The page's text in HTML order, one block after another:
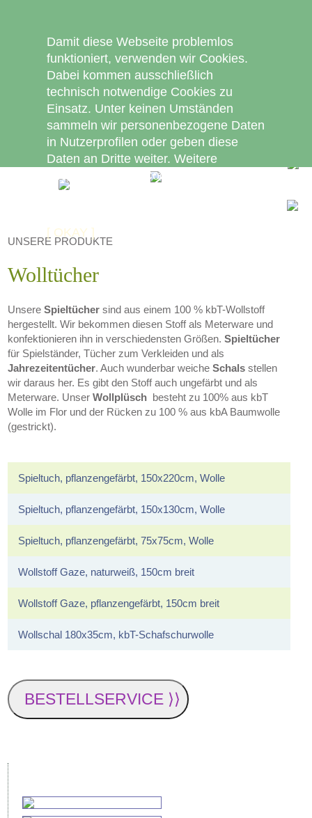
Damit diese Webseite problemlos
funktioniert, verwenden wir Cookies.
Dabei kommen ausschließlich
technisch notwendige Cookies zu
Einsatz. Unter keinen Umständen
sammeln wir personenbezogene Daten
in Nutzerprofilen oder geben diese
Daten an Dritte weiter. Weitere
Informationen zu Cookies finden Sie in
unserer Datenschutzerklärung.
[ OKAY ]
UNSERE PRODUKTE
Wolltücher
UnsereSpieltüchersind aus einem 100 % kbT-Wollstoff
hergestellt. Wir bekommen diesen Stoff als Meterware und
konfektionieren ihn in verschiedensten Größen.Spieltücher
für Spielständer, Tücher zum Verkleiden und als
Jahrezeitentücher. Auch wunderbar weicheSchalsstellen
wir daraus her. Es gibt den Stoff auch ungefärbt und als
Meterware. UnserWollplüsch besteht zu 100% aus kbT
Wolle im Flor und der Rücken zu 100 % aus kbA Baumwolle
(gestrickt).
Spieltuch, pflanzengefärbt, 150x220cm, Wolle
Spieltuch, pflanzengefärbt, 150x130cm, Wolle
Spieltuch, pflanzengefärbt, 75x75cm, Wolle
Wollstoff Gaze, naturweiß, 150cm breit
Wollstoff Gaze, pflanzengefärbt, 150cm breit
Wollschal 180x35cm, kbT-Schafschurwolle
BESTELLSERVICE ⟩⟩